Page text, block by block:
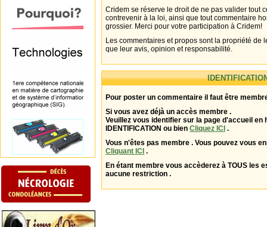
Cridem se réserve le droit de ne pas valider tout
contrevenir à la loi, ainsi que tout commentaire
grossier. Merci pour votre participation à Cridem!
Les commentaires et propos sont la propriété de
que leur avis, opinion et responsabilité.
Pour poster un commentaire il faut être
Si vous avez déjà un accès membre .
Veuillez vous identifier sur la page d'accueil en
IDENTIFICATION ou bien Cliquez ICI .
Vous n'êtes pas membre . Vous pouvez vous
Cliquant ICI .
En étant membre vous accèderez à TOUS les
aucune restriction .